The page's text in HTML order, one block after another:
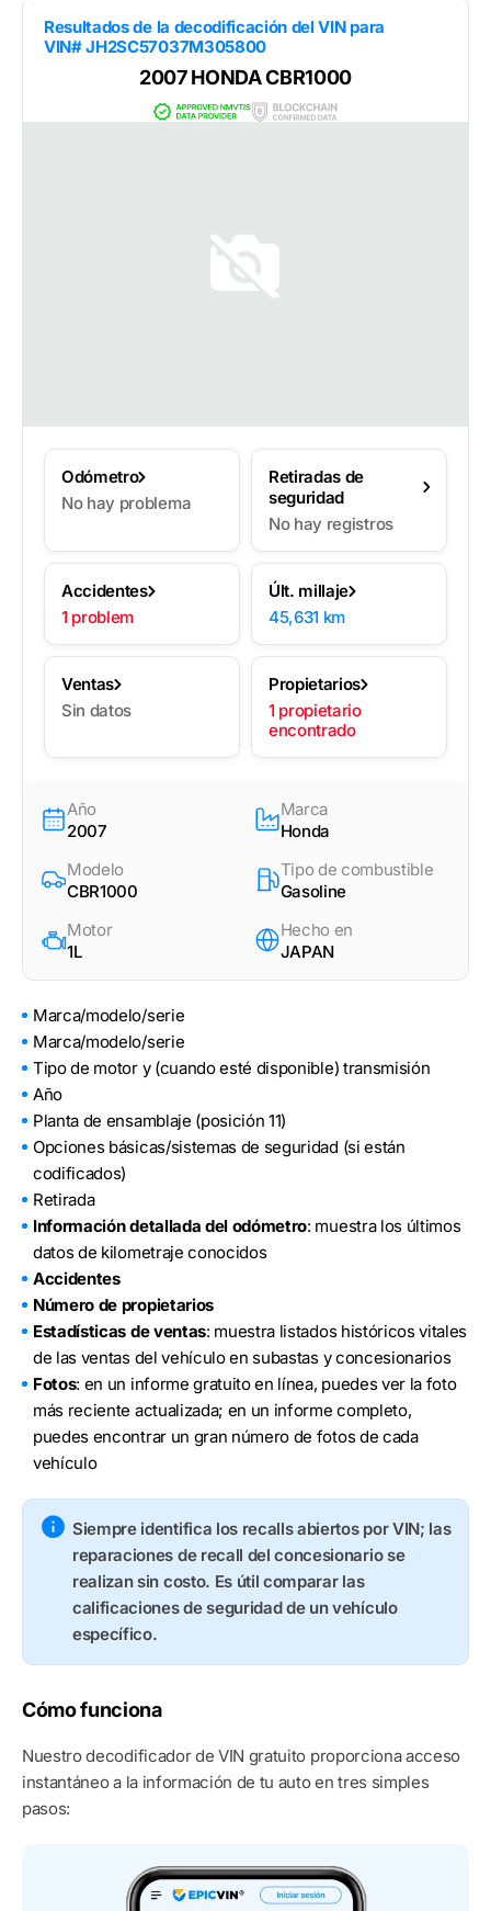
Resultados de la decodificación del VIN para
VIN# JH2SC57037M305800
2007 HONDA CBR1000
Odómetro
No hay problema
Retiradas de
seguridad
No hay registros
Accidentes
1 problem
Últ. millaje
45,631 km
Ventas
Sin datos
Propietarios
1 propietario
encontrado
Año
2007
Marca
Honda
Modelo
CBR1000
Tipo de combustible
Gasoline
Motor
1L
Hecho en
JAPAN
Marca/modelo/serie
Marca/modelo/serie
Tipo de motor y (cuando esté disponible) transmisión
Año
Planta de ensamblaje (posición 11)
Opciones básicas/sistemas de seguridad (si están
codificados)
Retirada
Información detallada del odómetro: muestra los últimos
datos de kilometraje conocidos
Accidentes
Número de propietarios
Estadísticas de ventas: muestra listados históricos vitales
de las ventas del vehículo en subastas y concesionarios
Fotos: en un informe gratuito en línea, puedes ver la foto
más reciente actualizada; en un informe completo,
puedes encontrar un gran número de fotos de cada
vehículo
Siempre identifica los recalls abiertos por VIN; las
reparaciones de recall del concesionario se
realizan sin costo. Es útil comparar las
calificaciones de seguridad de un vehículo
específico.
Cómo funciona
Nuestro decodificador de VIN gratuito proporciona acceso
instantáneo a la información de tu auto en tres simples
pasos: